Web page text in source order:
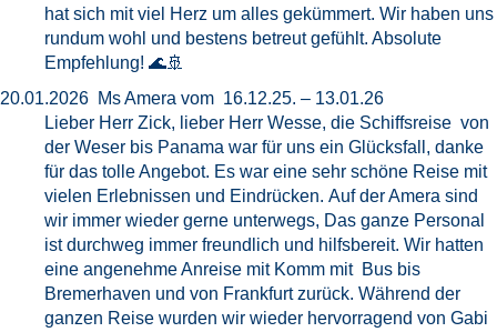
hat sich mit viel Herz um alles gekümmert. Wir haben uns
rundum wohl und bestens betreut gefühlt. Absolute
Empfehlung! 🌊🚢
20.01.2026 Ms Amera vom 16.12.25. – 13.01.26
Lieber Herr Zick, lieber Herr Wesse, die Schiffsreise von
der Weser bis Panama war für uns ein Glücksfall, danke
für das tolle Angebot. Es war eine sehr schöne Reise mit
vielen Erlebnissen und Eindrücken. Auf der Amera sind
wir immer wieder gerne unterwegs, Das ganze Personal
ist durchweg immer freundlich und hilfsbereit. Wir hatten
eine angenehme Anreise mit Komm mit Bus bis
Bremerhaven und von Frankfurt zurück. Während der
ganzen Reise wurden wir wieder hervorragend von Gabi